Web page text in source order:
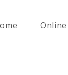
Online